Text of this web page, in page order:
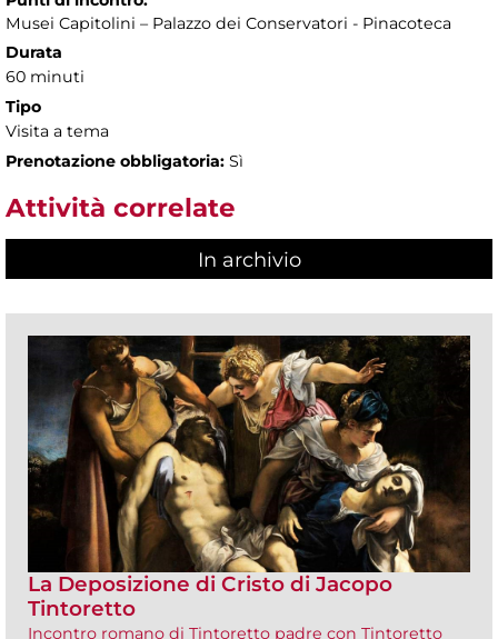
Musei Capitolini – Palazzo dei Conservatori - Pinacoteca
Durata
60 minuti
Tipo
Visita a tema
Prenotazione obbligatoria: Sì
Attività correlate
In archivio
La Deposizione di Cristo di Jacopo
Tintoretto
Incontro romano di Tintoretto padre con Tintoretto